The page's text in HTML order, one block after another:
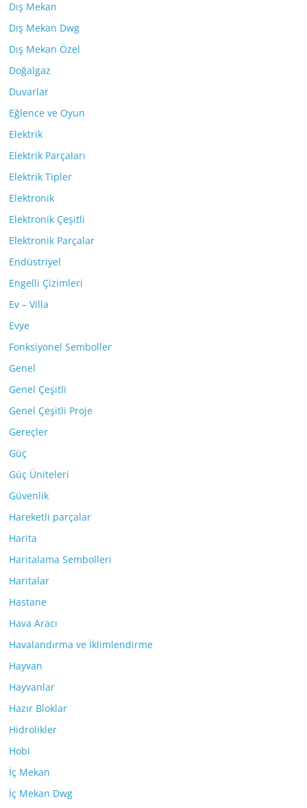
Dış Mekan
Dış Mekan Dwg
Dış Mekan Özel
Doğalgaz
Duvarlar
Eğlence ve Oyun
Elektrik
Elektrik Parçaları
Elektrik Tipler
Elektronik
Elektronik Çeşitli
Elektronik Parçalar
Endüstriyel
Engelli Çizimleri
Ev – Villa
Evye
Fonksiyonel Semboller
Genel
Genel Çeşitli
Genel Çeşitli Proje
Gereçler
Güç
Güç Üniteleri
Güvenlik
Hareketli parçalar
Harita
Haritalama Sembolleri
Haritalar
Hastane
Hava Aracı
Havalandırma ve İklimlendirme
Hayvan
Hayvanlar
Hazır Bloklar
Hidrolikler
Hobi
İç Mekan
İç Mekan Dwg